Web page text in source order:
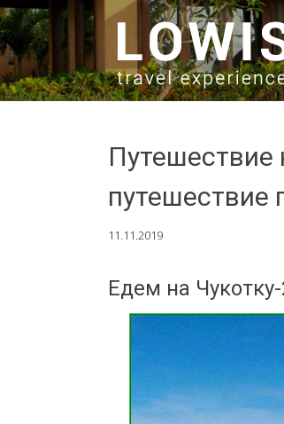
SKIP TO CONTENT
Путешествие
путешествие
11.11.2019
Едем на